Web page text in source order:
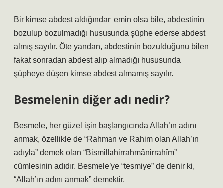
Bir kimse abdest aldığından emin olsa bile, abdestinin
bozulup bozulmadığı hususunda şüphe ederse abdest
almış sayılır. Öte yandan, abdestinin bozulduğunu bilen
fakat sonradan abdest alıp almadığı hususunda
şüpheye düşen kimse abdest almamış sayılır.
Besmelenin diğer adı nedir?
Besmele, her güzel işin başlangıcında Allah’ın adını
anmak, özellikle de “Rahman ve Rahim olan Allah’ın
adıyla” demek olan “Bismillahirrahmânirrahîm”
cümlesinin adıdır. Besmele’ye “tesmiye” de denir ki,
“Allah’ın adını anmak” demektir.